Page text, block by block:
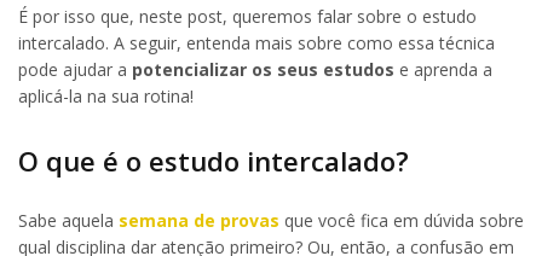
É por isso que, neste post, queremos falar sobre o estudo
intercalado. A seguir, entenda mais sobre como essa técnica
pode ajudar a potencializar os seus estudos e aprenda a
aplicá-la na sua rotina!
O que é o estudo intercalado?
Sabe aquela semana de provas que você fica em dúvida sobre
qual disciplina dar atenção primeiro? Ou, então, a confusão em